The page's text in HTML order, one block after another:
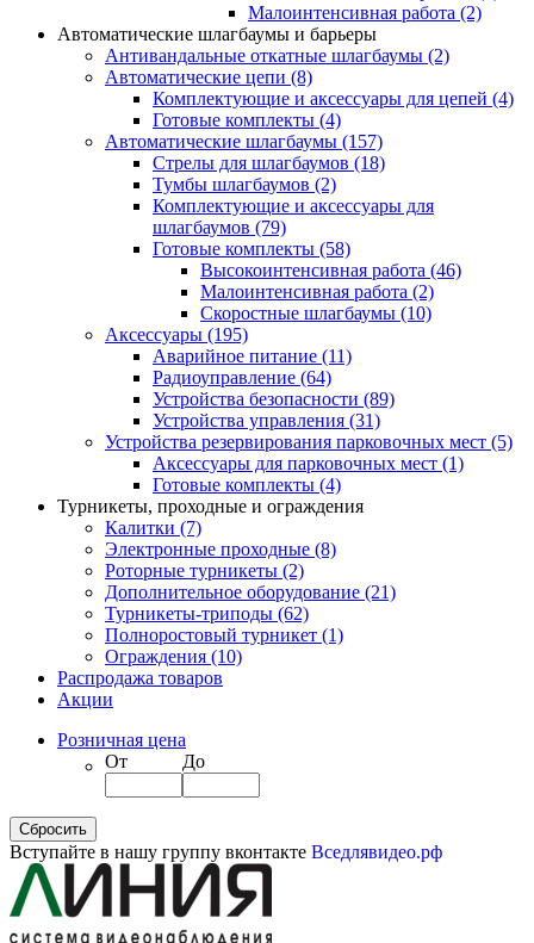
Малоинтенсивная работа (2)
Автоматические шлагбаумы и барьеры
Антивандальные откатные шлагбаумы (2)
Автоматические цепи (8)
Комплектующие и аксессуары для цепей (4)
Готовые комплекты (4)
Автоматические шлагбаумы (157)
Стрелы для шлагбаумов (18)
Тумбы шлагбаумов (2)
Комплектующие и аксессуары для
шлагбаумов (79)
Готовые комплекты (58)
Высокоинтенсивная работа (46)
Малоинтенсивная работа (2)
Скоростные шлагбаумы (10)
Аксессуары (195)
Аварийное питание (11)
Радиоуправление (64)
Устройства безопасности (89)
Устройства управления (31)
Устройства резервирования парковочных мест (5)
Аксессуары для парковочных мест (1)
Готовые комплекты (4)
Турникеты, проходные и ограждения
Калитки (7)
Электронные проходные (8)
Роторные турникеты (2)
Дополнительное оборудование (21)
Турникеты-триподы (62)
Полноростовый турникет (1)
Ограждения (10)
Распродажа товаров
Акции
Розничная цена
От
До
Вступайте в нашу группу вконтакте Вседлявидео.рф